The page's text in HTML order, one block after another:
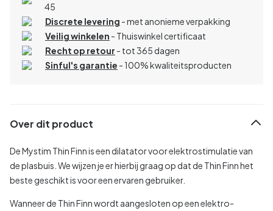
45
Discrete levering - met anonieme verpakking
Veilig winkelen - Thuiswinkel certificaat
Recht op retour - tot 365 dagen
Sinful's garantie - 100% kwaliteitsproducten
Over dit product
De Mystim Thin Finn is een dilatator voor elektrostimulatie van
de plasbuis. We wijzen je er hierbij graag op dat de Thin Finn het
beste geschikt is voor een ervaren gebruiker.
Wanneer de Thin Finn wordt aangesloten op een elektro-